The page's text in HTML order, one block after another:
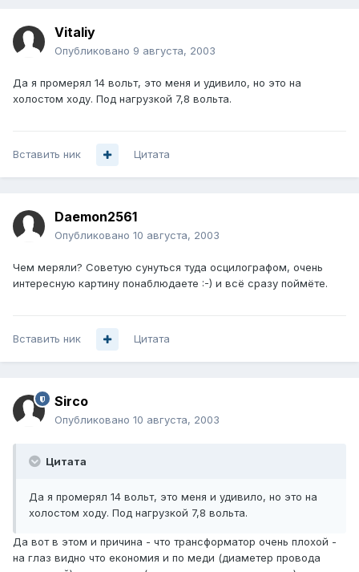
Vitaliy
Опубликовано 9 августа, 2003
Да я промерял 14 вольт, это меня и удивило, но это на
холостом ходу. Под нагрузкой 7,8 вольта.
Вставить ник Цитата
Daemon2561
Опубликовано 10 августа, 2003
Чем меряли? Советую сунуться туда осцилографом, очень
интересную картину понаблюдаете :-) и всё сразу поймёте.
Вставить ник Цитата
Sirco
Опубликовано 10 августа, 2003
Цитата
Да я промерял 14 вольт, это меня и удивило, но это на
холостом ходу. Под нагрузкой 7,8 вольта.
Да вот в этом и причина - что трансформатор очень плохой -
на глаз видно что економия и по меди (диаметер провода